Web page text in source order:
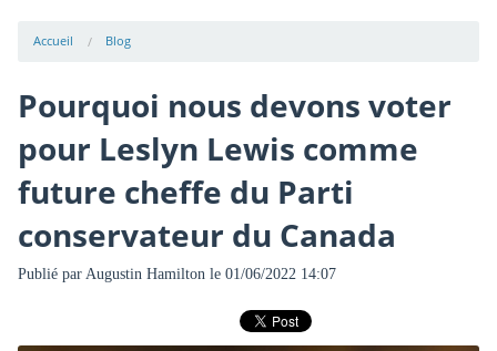
Accueil Blog
Pourquoi nous devons voter
pour Leslyn Lewis comme
future cheffe du Parti
conservateur du Canada
Publié par Augustin Hamilton le 01/06/2022 14:07